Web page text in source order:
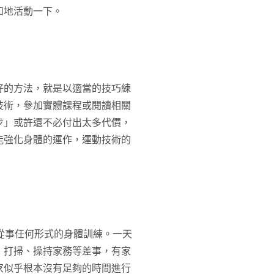
活動一下。
方法，就是以適當的技巧練
，參加實體課程或閱讀相關
或許還不必付出太多代價，
化身體的運作，運動技術的
任何形式的身體訓練。一天
掃、操持家務等差事，有家
乎根本沒有足夠的時間進行